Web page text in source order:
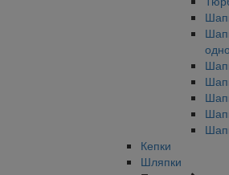
Кепки
Шляпки